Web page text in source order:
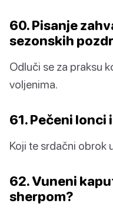
60. Pisanje
sezonskih
Odluči se za praksu
voljenima.
61. Pečeni lonci
Koji te srdačni obrok
62. Vuneni
sherpom?